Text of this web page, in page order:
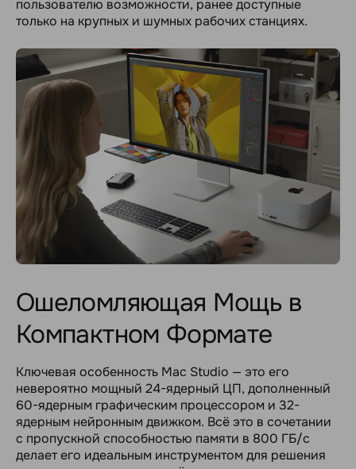
пользователю возможности, ранее доступные
только на крупных и шумных рабочих станциях.
Ошеломляющая Мощь в
Компактном Формате
Ключевая особенность Mac Studio — это его
невероятно мощный 24-ядерный ЦП, дополненный
60-ядерным графическим процессором и 32-
ядерным нейронным движком. Всё это в сочетании
с пропускной способностью памяти в 800 ГБ/с
делает его идеальным инструментом для решения